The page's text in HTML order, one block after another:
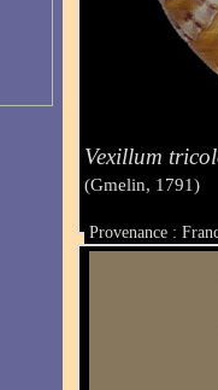
Vexillum
(Gmelin, 1791)
Provenance :
Taille : de 6 à 7